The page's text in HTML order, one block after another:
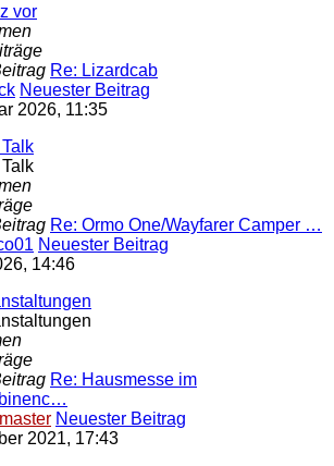
vor
Re: Lizardcab
Neuester Beitrag
2026, 11:35
Re: Ormo One/Wayfarer Camper …
Neuester Beitrag
14:46
Re: Hausmesse im
Neuester Beitrag
2021, 17:43